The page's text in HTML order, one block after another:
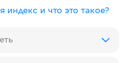
индекс и что это такое?